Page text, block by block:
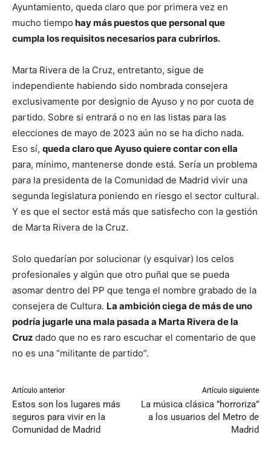
Ayuntamiento, queda claro que por primera vez en
mucho tiempo hay más puestos que personal que
cumpla los requisitos necesarios para cubrirlos.
Marta Rivera de la Cruz, entretanto, sigue de
independiente habiendo sido nombrada consejera
exclusivamente por designio de Ayuso y no por cuota de
partido. Sobre si entrará o no en las listas para las
elecciones de mayo de 2023 aún no se ha dicho nada.
Eso sí, queda claro que Ayuso quiere contar con ella
para, mínimo, mantenerse donde está. Sería un problema
para la presidenta de la Comunidad de Madrid vivir una
segunda legislatura poniendo en riesgo el sector cultural.
Y es que el sector está más que satisfecho con la gestión
de Marta Rivera de la Cruz.
Solo quedarían por solucionar (y esquivar) los celos
profesionales y algún que otro puñal que se pueda
asomar dentro del PP que tenga el nombre grabado de la
consejera de Cultura. La ambición ciega de más de uno
podría jugarle una mala pasada a Marta Rivera de la
Cruz dado que no es raro escuchar el comentario de que
no es una “militante de partido”.
Artículo anterior
Estos son los lugares más
seguros para vivir en la
Comunidad de Madrid
Artículo siguiente
La música clásica ”horroriza”
a los usuarios del Metro de
Madrid